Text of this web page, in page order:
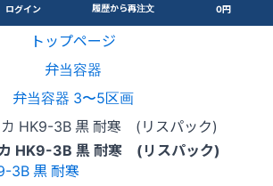
ログイン 履歴から再注文
0円
トップページ
弁当容器
弁当容器 3〜5区画
HK9-3B 黒 耐寒 (リスパック)
HK9-3B 黒 耐寒 (リスパック)